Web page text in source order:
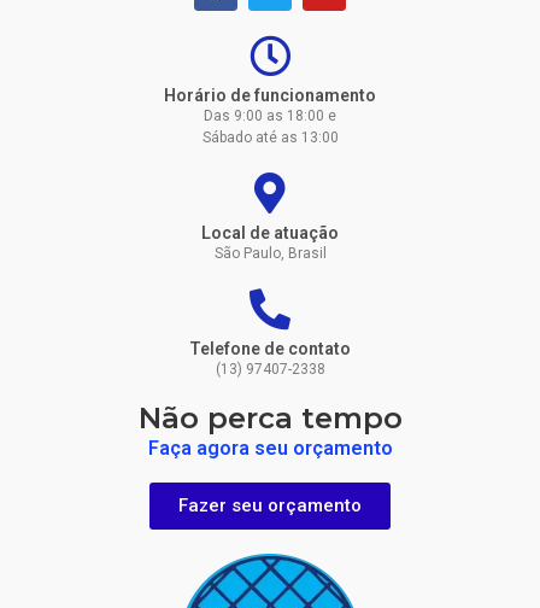
Horário de funcionamento
Das 9:00 as 18:00 e
Sábado até as 13:00
Local de atuação
São Paulo, Brasil
Telefone de contato
(13) 97407-2338
Não perca tempo
Faça agora seu orçamento
Fazer seu orçamento